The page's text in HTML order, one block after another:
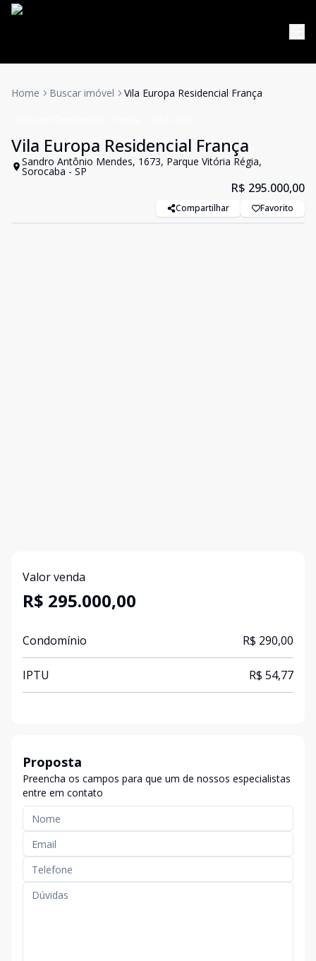
Home Buscar imóvel Vila Europa Residencial França
Vila Europa Residencial França
Sandro Antônio Mendes, 1673, Parque Vitória Régia,
Sorocaba - SP
R$ 295.000,00
Compartilhar Favorito
Valor venda
R$ 295.000,00
Condomínio R$ 290,00
IPTU R$ 54,77
Proposta
Preencha os campos para que um de nossos especialistas
entre em contato